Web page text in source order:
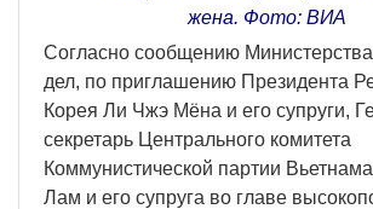
жена. Фото: ВИА
Согласно сообщению
дел, по приглашению Президента
Корея Ли Чжэ Мёна и его супруги,
секретарь Центрального комитета
Коммунистической партии
Лам и его супруга во главе